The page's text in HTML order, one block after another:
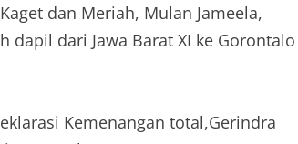
dan Meriah, Mulan Jameela,
dapil dari Jawa Barat XI ke Gorontalo
Kemenangan total,Gerindra